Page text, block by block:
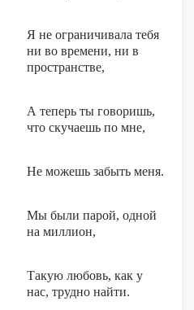
Я не ограничивала тебя
ни во времени, ни в
пространстве,
А теперь ты говоришь,
что скучаешь по мне,
Не можешь забыть меня.
Мы были парой, одной
на миллион,
Такую любовь, как у
нас, трудно найти.